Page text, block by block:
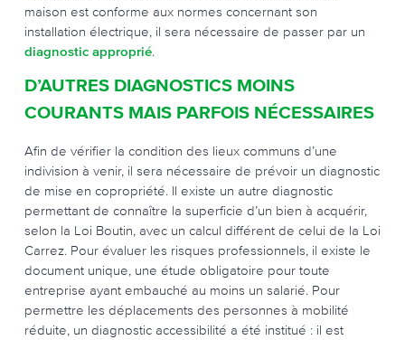
maison est conforme aux normes concernant son
installation électrique, il sera nécessaire de passer par un
diagnostic approprié.
D’AUTRES DIAGNOSTICS MOINS
COURANTS MAIS PARFOIS NÉCESSAIRES
Afin de vérifier la condition des lieux communs d’une
indivision à venir, il sera nécessaire de prévoir un diagnostic
de mise en copropriété. Il existe un autre diagnostic
permettant de connaître la superficie d’un bien à acquérir,
selon la Loi Boutin, avec un calcul différent de celui de la Loi
Carrez. Pour évaluer les risques professionnels, il existe le
document unique, une étude obligatoire pour toute
entreprise ayant embauché au moins un salarié. Pour
permettre les déplacements des personnes à mobilité
réduite, un diagnostic accessibilité a été institué : il est